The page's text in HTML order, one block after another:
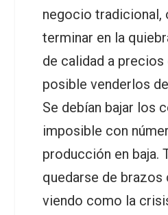
negocio tradicional,
terminar en la
de calidad a
posible venderlos
Se debían bajar los
imposible con
producción en baja.
quedarse de brazos
viendo como la